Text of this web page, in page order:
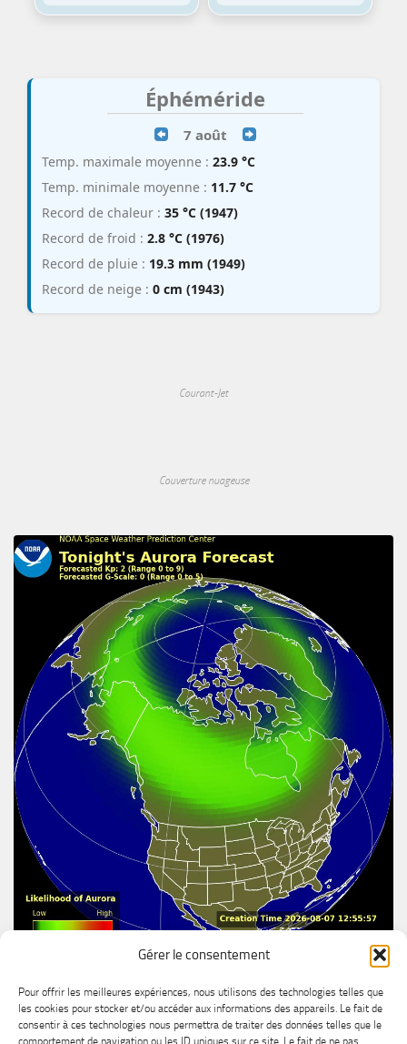
Gérer le consentement
Pour offrir les meilleures expériences, nous utilisons des technologies telles que
les cookies pour stocker et/ou accéder aux informations des appareils. Le fait de
consentir à ces technologies nous permettra de traiter des données telles que le
comportement de navigation ou les ID uniques sur ce site. Le fait de ne pas
Éphéméride
7 août
Temp. maximale moyenne : 23.9 °C
Temp. minimale moyenne : 11.7 °C
Record de chaleur : 35 °C (1947)
Record de froid : 2.8 °C (1976)
Record de pluie : 19.3 mm (1949)
Record de neige : 0 cm (1943)
Courant-Jet
Couverture nuageuse